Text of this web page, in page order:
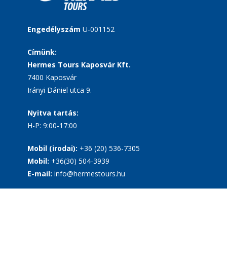
Engedélyszám U-001152
Címünk:
Hermes Tours Kaposvár Kft.
7400 Kaposvár
Irányi Dániel utca 9.
Nyitva tartás:
H-P: 9:00-17:00
Mobil (irodai): +36 (20) 536-7305
Mobil: +36(30) 504-3939
E-mail: info@hermestours.hu